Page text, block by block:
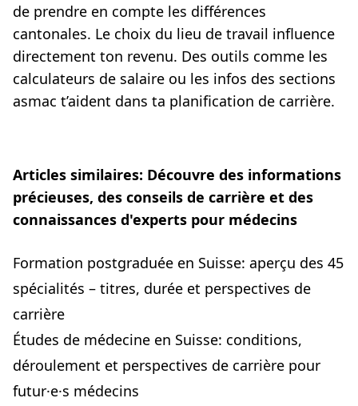
de prendre en compte les différences
cantonales. Le choix du lieu de travail influence
directement ton revenu. Des outils comme les
calculateurs de salaire ou les infos des sections
asmac t’aident dans ta planification de carrière.
Articles similaires: Découvre des informations
précieuses, des conseils de carrière et des
connaissances d'experts pour médecins
Formation postgraduée en Suisse: aperçu des 45
spécialités – titres, durée et perspectives de
carrière
Études de médecine en Suisse: conditions,
déroulement et perspectives de carrière pour
futur·e·s médecins